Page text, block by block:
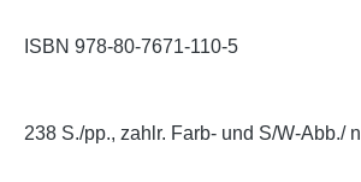
ISBN 978-80-7671-110-5
238 S./pp., zahlr. Farb- und S/W-Abb./